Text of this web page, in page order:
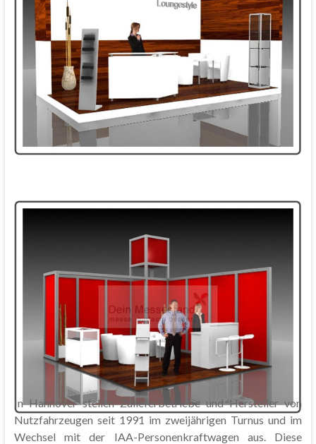
In Hannover stellen Zulieferbetriebe und Hersteller von
Nutzfahrzeugen seit 1991 im zweijährigen Turnus und im
Wechsel mit der IAA-Personenkraftwagen aus. Diese